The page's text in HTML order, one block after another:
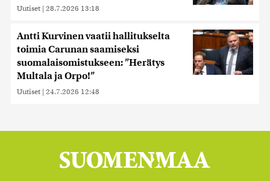
Uutiset | 28.7.2026 13:18
Antti Kurvinen vaatii hallitukselta
toimia Carunan saamiseksi
suomalaisomistukseen: ”Herätys
Multala ja Orpo!”
Uutiset | 24.7.2026 12:48